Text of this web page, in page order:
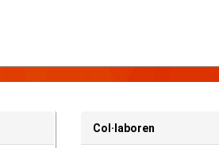
Col·laboren